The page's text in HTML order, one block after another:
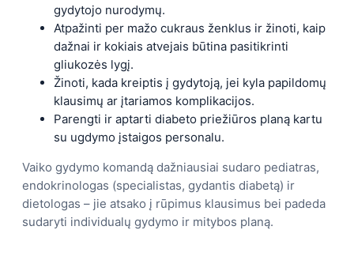
gydytojo nurodymų.
Atpažinti per mažo cukraus ženklus ir žinoti, kaip
dažnai ir kokiais atvejais būtina pasitikrinti
gliukozės lygį.
Žinoti, kada kreiptis į gydytoją, jei kyla papildomų
klausimų ar įtariamos komplikacijos.
Parengti ir aptarti diabeto priežiūros planą kartu
su ugdymo įstaigos personalu.
Vaiko gydymo komandą dažniausiai sudaro pediatras,
endokrinologas (specialistas, gydantis diabetą) ir
dietologas – jie atsako į rūpimus klausimus bei padeda
sudaryti individualų gydymo ir mitybos planą.